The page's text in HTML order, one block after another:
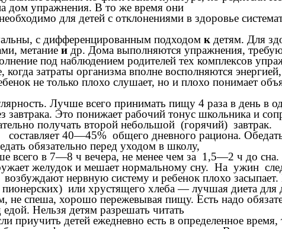
дом упражнения. В то же время они
для детей с отклонениями в здоровье
с дифференцированным подходом к детям. Для
метаниеи др. Дома выполняются упражнения,
под наблюдением родителей тех комплексов
когда затраты организма вполне восполняются
не только плохо слушает, но и плохо понимает
Лучше всего принимать пищу 4 раза в день в
завтрака. Это понижает рабочий тонус школьника и
получать второй небольшой (горячий) завтрак.
40—45% общего дневного рациона.
обязательно перед уходом в школу,
всего в 7—8 ч вечера, не менее чем за 1,5—2 ч до
желудок и мешает нормальному сну. На ужин
нервную систему и ребенок плохо засыпает.
или хрустящего хлеба — лучшая диета для
не спеша, хорошо пережевывая пищу. Есть надо
Нельзя детям разрешать читать
приучить детей ежедневно есть в определенное время,